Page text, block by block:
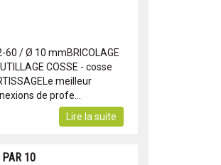
/ Ø 10 mmBRICOLAGE
COSSE - cosse
meilleur
de profe...
Lire la suite
10